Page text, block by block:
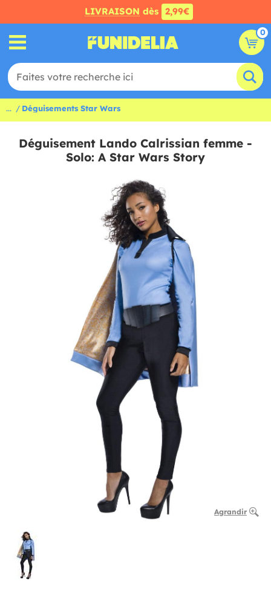
LIVRAISON dès 2,99€
0
... Déguisements Star Wars
Déguisement Lando Calrissian femme -
Solo: A Star Wars Story
Agrandir